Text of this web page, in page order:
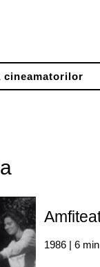
cineamatorilor
1986 | 6